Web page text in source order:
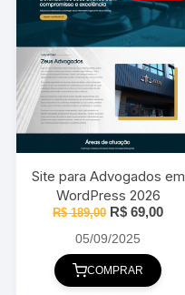
Site para Advogados em
WordPress 2026
R$189,00 O
original
era:
R$ 189,00.
R$ 69,00O
05/09/2025
COMPRAR